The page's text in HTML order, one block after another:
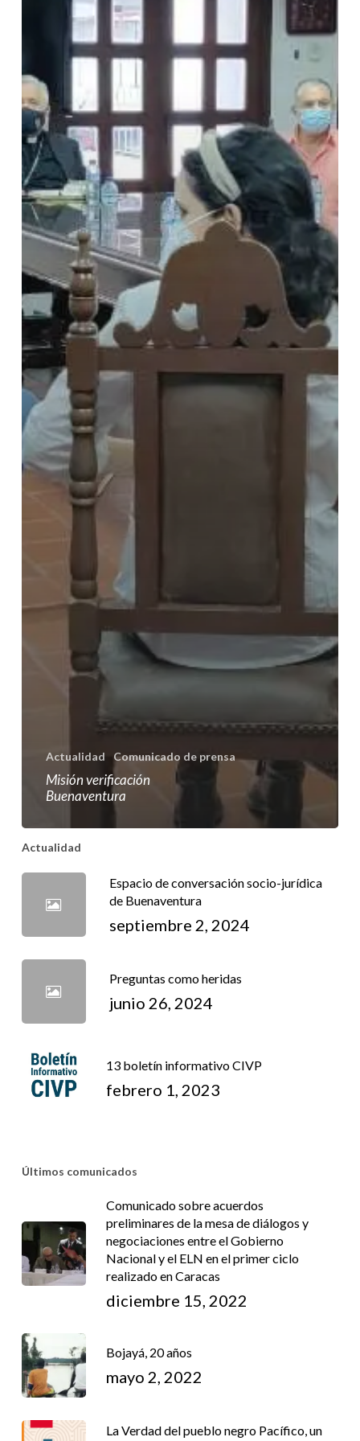
Actualidad Comunicado de prensa
Misión verificación
Buenaventura
Actualidad
Espacio de conversación socio-jurídica
de Buenaventura
septiembre 2, 2024
Preguntas como heridas
junio 26, 2024
13 boletín informativo CIVP
febrero 1, 2023
Últimos comunicados
Comunicado sobre acuerdos
preliminares de la mesa de diálogos y
negociaciones entre el Gobierno
Nacional y el ELN en el primer ciclo
realizado en Caracas
diciembre 15, 2022
Bojayá, 20 años
mayo 2, 2022
La Verdad del pueblo negro Pacífico, un